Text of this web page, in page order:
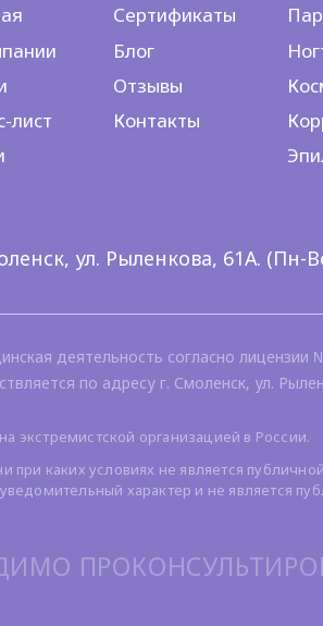
деятельность согласно лицензии
по адресу г. Смоленск, ул.
экстремистской организацией в России.
каких условиях не является
характер и не является
ул. Рыленкова, 61А. (Пн-
лист Контакты
Отзывы
Блог
Сертификаты